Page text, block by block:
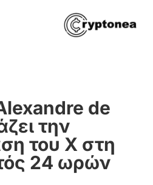
de
την
του X στη
24 ωρών